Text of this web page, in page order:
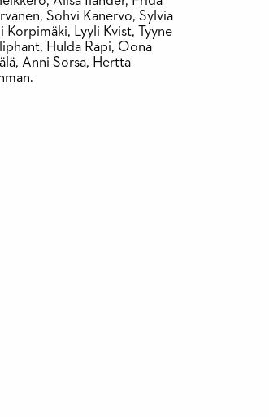
Sohvi Kanervo, Sylvia
Korpimäki, Lyyli Kvist, Tyyne
Hulda Rapi, Oona
Anni Sorsa, Hertta